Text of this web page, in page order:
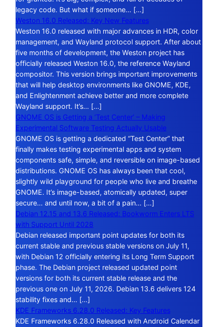
legacy code. But what if someone… […]
Weston 16.0 Released: Key New Features
Weston 16.0 released with major advances in HDR, color
management, and Wayland protocol support. After about
five months of development, the Weston project has
officially released Weston 16.0, the reference Wayland
compositor. This version brings important improvements
that will help desktop environments like GNOME, KDE,
and Enlightenment achieve better and more complete
Wayland support. It’s… […]
GNOME OS is Getting a ‘Test Center’ – Making
Experimental Software Testing Actually Usable
GNOME OS is getting a dedicated “Test Center” that
finally makes testing experimental apps and system
components safe, simple, and reversible on image-based
distributions. GNOME OS has always been that cool,
slightly wild playground for people who live and breathe
GNOME. It’s image-based, atomically updated, super
secure… and until now, a bit of a pain… […]
Debian 12.15 and 13.6 Released: Bookworm Enters LTS
with Support Until 2028
Debian released important point updates for both its
current stable and previous stable versions on July 11,
with Debian 12 officially entering its Long Term Support
phase. The Debian project released updated point
versions for both its current stable release and the
previous one on July 11, 2026. Debian 13.6 delivers 124
stability fixes and… […]
KDE Frameworks 6.28.0 Released: Key Features
KDE Frameworks 6.28.0 Released with Android Calendar